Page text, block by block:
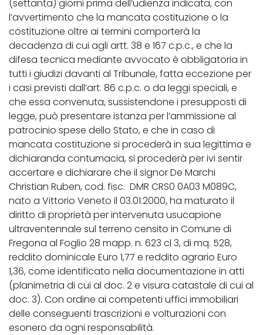
(settanta) giorni prima dell’udienza indicata, con
l’avvertimento che la mancata costituzione o la
costituzione oltre ai termini comporterà la
decadenza di cui agli artt. 38 e 167 c.p.c., e che la
difesa tecnica mediante avvocato è obbligatoria in
tutti i giudizi davanti al Tribunale, fatta eccezione per
i casi previsti dall’art. 86 c.p.c. o da leggi speciali, e
che essa convenuta, sussistendone i presupposti di
legge, può presentare istanza per l’ammissione al
patrocinio spese dello Stato, e che in caso di
mancata costituzione si procederà in sua legittima e
dichiaranda contumacia, si procederà per ivi sentir
accertare e dichiarare che il signor De Marchi
Christian Ruben, cod. fisc. DMR CRS0 0A03 M089C,
nato a Vittorio Veneto il 03.01.2000, ha maturato il
diritto di proprietà per intervenuta usucapione
ultraventennale sul terreno censito in Comune di
Fregona al Foglio 28 mapp. n. 623 cl 3, di mq. 528,
reddito dominicale Euro 1,77 e reddito agrario Euro
1,36, come identificato nella documentazione in atti
(planimetria di cui al doc. 2 e visura catastale di cui al
doc. 3). Con ordine ai competenti uffici immobiliari
delle conseguenti trascrizioni e volturazioni con
esonero da ogni responsabilità.